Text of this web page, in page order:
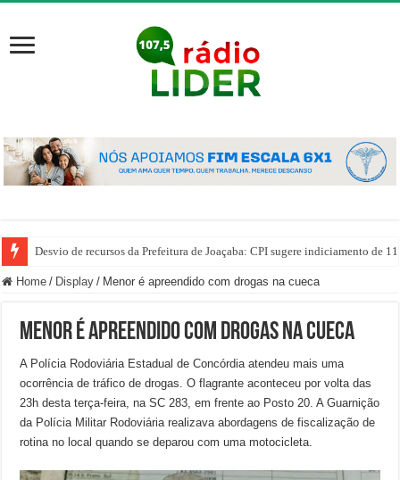
Desvio de recursos da Prefeitura de Joaçaba: CPI sugere indiciamento de 11
Home / Display / Menor é apreendido com drogas na cueca
Menor é apreendido com drogas na cueca
A Polícia Rodoviária Estadual de Concórdia atendeu mais uma
ocorrência de tráfico de drogas. O flagrante aconteceu por volta das
23h desta terça-feira, na SC 283, em frente ao Posto 20. A Guarnição
da Polícia Militar Rodoviária realizava abordagens de fiscalização de
rotina no local quando se deparou com uma motocicleta.